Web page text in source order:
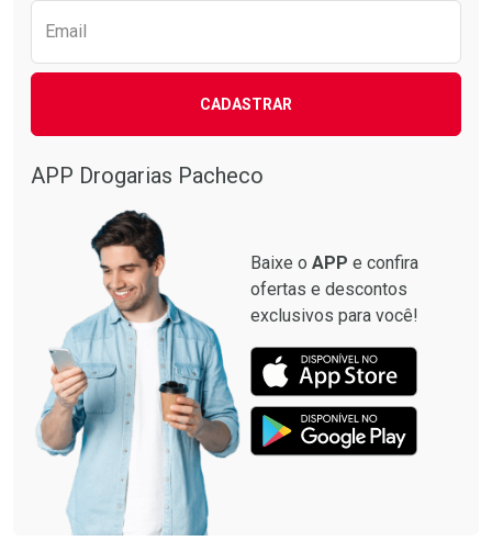
Email
CADASTRAR
APP Drogarias Pacheco
Baixe o APP e confira
ofertas e descontos
exclusivos para você!